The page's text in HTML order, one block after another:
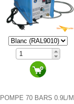
POMPE 70 BARS 0.9L/M.